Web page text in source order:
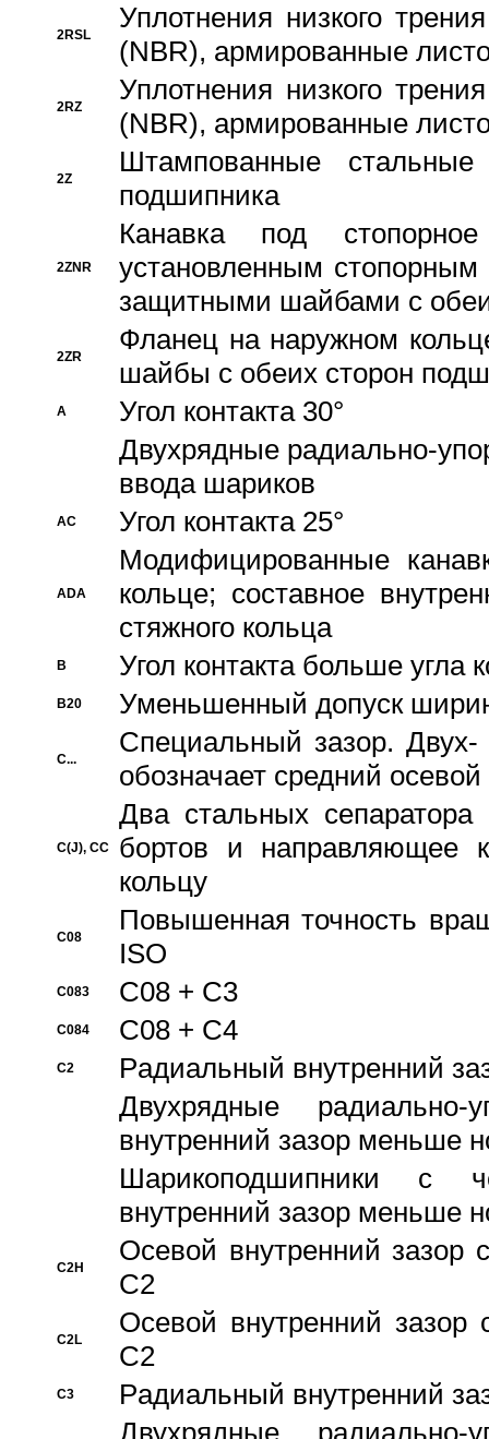
2RSL
Уплотнения низкого
(NBR), армированные
2RZ
Уплотнения низкого
(NBR), армированные
2Z
Штампованные
подшипника
2ZNR
Канавка под
установленным
защитными шайбами с
2ZR
Фланец на наружном
шайбы с обеих сторон
A
Угол контакта 30°
Двухрядные радиально-
ввода шариков
AC Угол контакта 25°
ADA
Модифицированные
кольце; составное
стяжного кольца
B Угол контакта больше угла
B20 Уменьшенный допуск
C...
Специальный зазор.
обозначает средний
C(J), CC
Два стальных сепаратора
бортов и направляющее
кольцу
C08
Повышенная точность
ISO
C083 C08 + C3
C084 C08 + C4
C2
Pадиальный внутренний
Двухрядные радиально-
внутренний зазор меньше
Шарикоподшипники с
внутренний зазор меньше
C2H
Осевой внутренний зазор
C2
C2L
Осевой внутренний зазор
C2
C3
Pадиальный внутренний
Двухрядные